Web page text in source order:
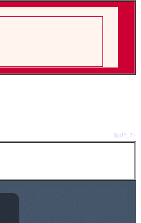
$url"; ?>